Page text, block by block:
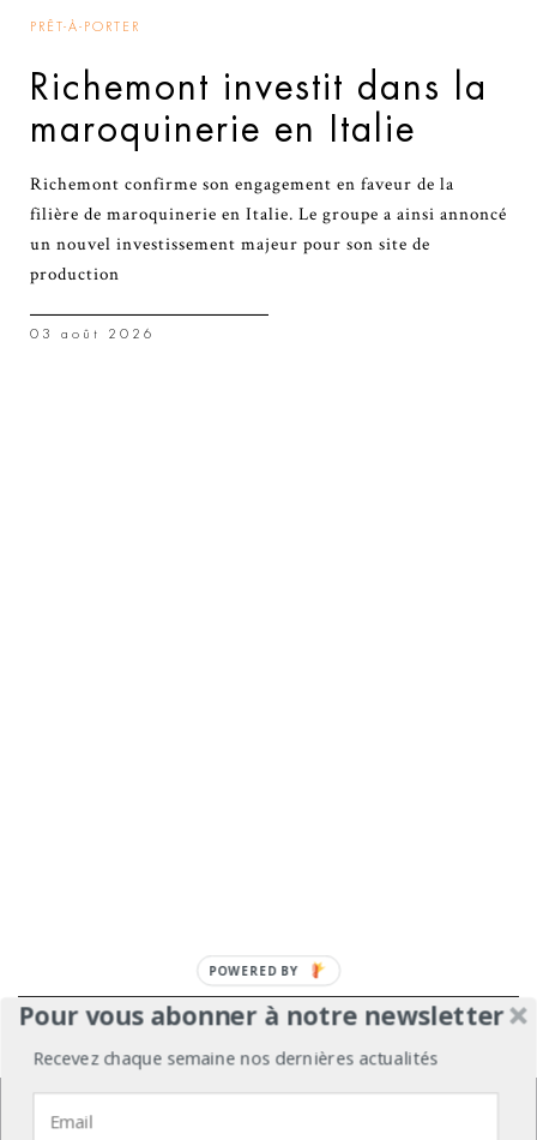
PRÊT-À-PORTER
Richemont investit dans la
maroquinerie en Italie
Richemont confirme son engagement en faveur de la
filière de maroquinerie en Italie. Le groupe a ainsi annoncé
un nouvel investissement majeur pour son site de
production
03 août 2026
Annonceurs Partenariats Les Experts
Pour vous abonner à notre newsletter
Recevez chaque semaine nos dernières actualités
POWERED
BY